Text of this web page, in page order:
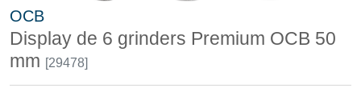
OCB
Display de 6 grinders Premium OCB 50
mm [29478]